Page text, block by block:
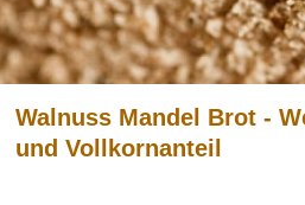
Walnuss Mandel Brot -
und Vollkornanteil